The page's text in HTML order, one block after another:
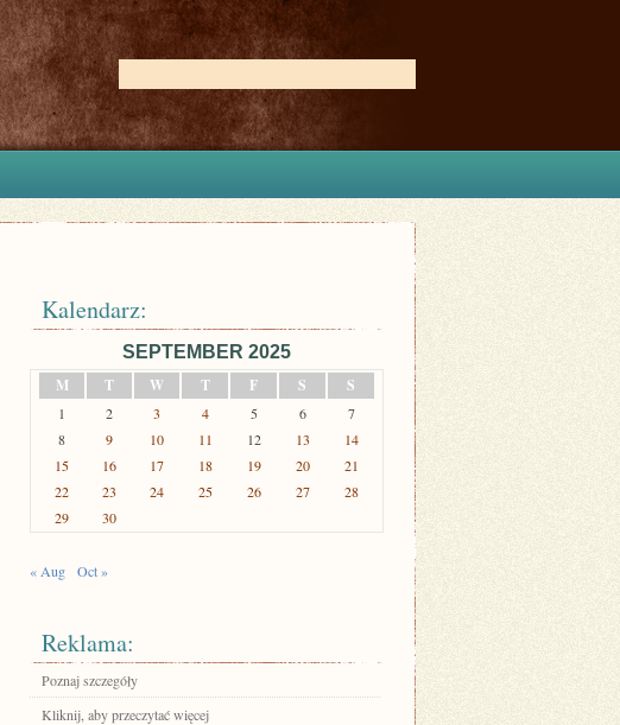
Kalendarz:
SEPTEMBER 2025
M
T W T F S S
1 2 3 4 5 6
7
8
9 10 11 12 13
14
15
16 17 18 19 20
21
22
23 24 25 26 27
28
29
30
« Aug Oct »
Reklama:
Poznaj szczegóły
Kliknij, aby przeczytać więcej